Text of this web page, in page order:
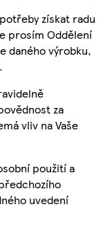
získat radu
prosím Oddělení
daného výrobku,
za
vliv na Vaše
použití a
uvedení